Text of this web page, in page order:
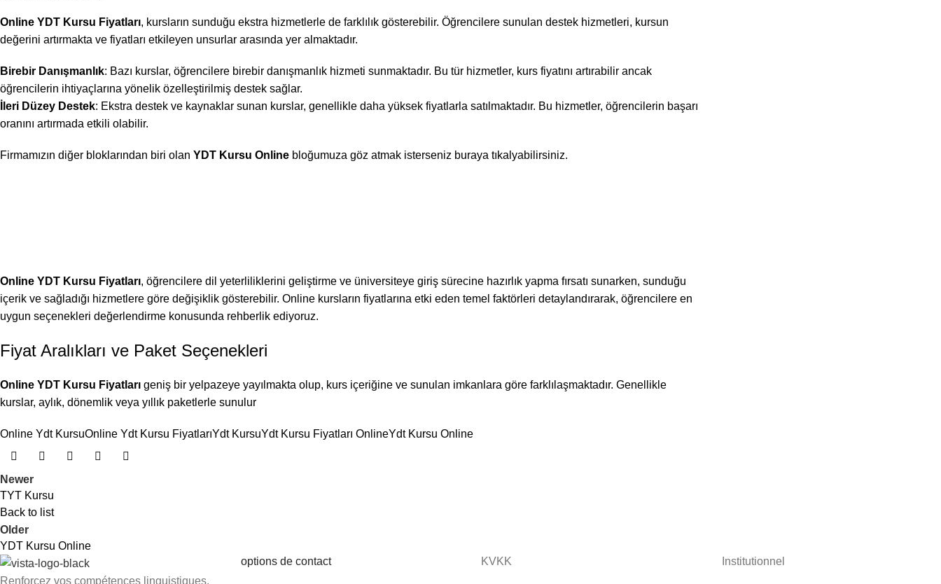
Online YDT Kursu Fiyatları, kursların sunduğu ekstra hizmetlerle de farklılık gösterebilir. Öğrencilere sunulan destek hizmetleri, kursun
değerini artırmakta ve fiyatları etkileyen unsurlar arasında yer almaktadır.
Birebir Danışmanlık: Bazı kurslar, öğrencilere birebir danışmanlık hizmeti sunmaktadır. Bu tür hizmetler, kurs fiyatını artırabilir ancak
öğrencilerin ihtiyaçlarına yönelik özelleştirilmiş destek sağlar.
İleri Düzey Destek: Ekstra destek ve kaynaklar sunan kurslar, genellikle daha yüksek fiyatlarla satılmaktadır. Bu hizmetler, öğrencilerin başarı
oranını artırmada etkili olabilir.
Firmamızın diğer bloklarından biri olan YDT Kursu Online bloğumuza göz atmak isterseniz buraya tıkalyabilirsiniz.
Online YDT Kursu Fiyatları, öğrencilere dil yeterliliklerini geliştirme ve üniversiteye giriş sürecine hazırlık yapma fırsatı sunarken, sunduğu
içerik ve sağladığı hizmetlere göre değişiklik gösterebilir. Online kursların fiyatlarına etki eden temel faktörleri detaylandırarak, öğrencilere en
uygun seçenekleri değerlendirme konusunda rehberlik ediyoruz.
Fiyat Aralıkları ve Paket Seçenekleri
Online YDT Kursu Fiyatları geniş bir yelpazeye yayılmakta olup, kurs içeriğine ve sunulan imkanlara göre farklılaşmaktadır. Genellikle
kurslar, aylık, dönemlik veya yıllık paketlerle sunulur
Online Ydt KursuOnline Ydt Kursu FiyatlarıYdt KursuYdt Kursu Fiyatları OnlineYdt Kursu Online
Newer
TYT Kursu
Back to list
Older
YDT Kursu Online
Renforcez vos compétences linguistiques,
options de contact KVKK Institutionnel